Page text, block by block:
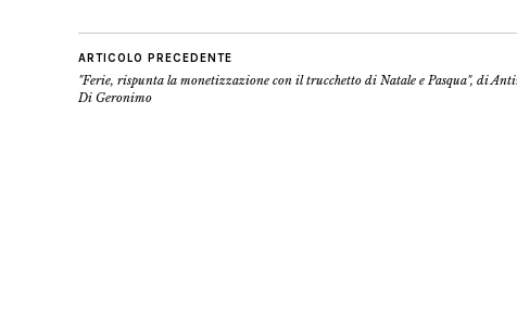
ARTICOLO PRECEDENTE
"Ferie, rispunta la monetizzazione con il trucchetto di Natale e Pasqua", di
Di Geronimo